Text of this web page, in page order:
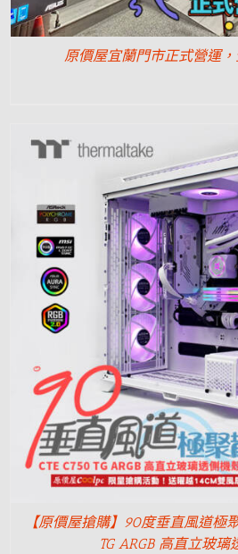
原價屋宜蘭門市正式營運
【原價屋搶購】90度垂直風道極
TG ARGB 高直立玻璃